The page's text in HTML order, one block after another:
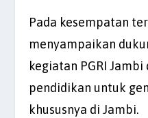
Pada kesempatan
menyampaikan
kegiatan PGRI
pendidikan untuk
khususnya di Jambi.